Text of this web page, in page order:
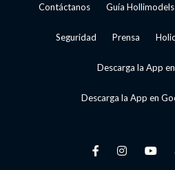
Contáctanos Guía Hollimodels
Seguridad Prensa
Descarga la App
Descarga la App en